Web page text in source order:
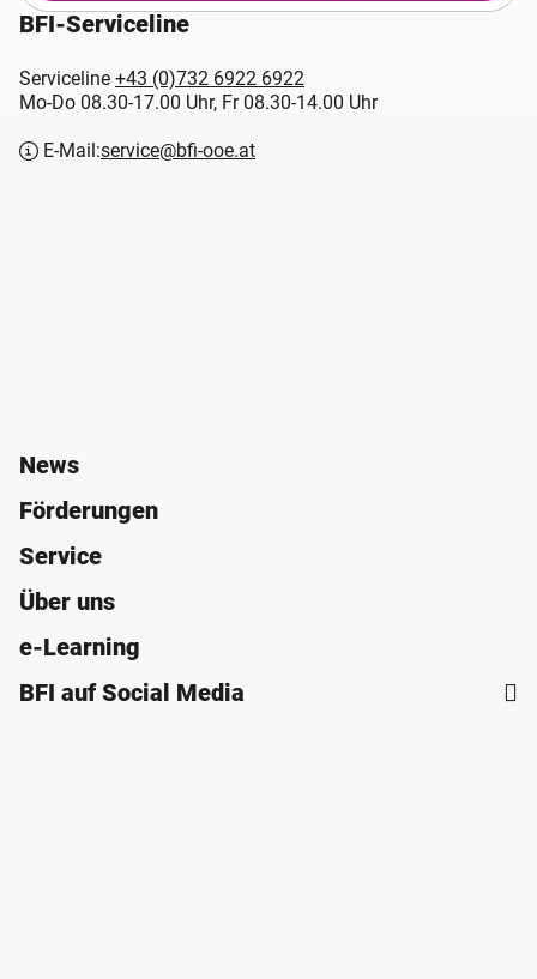
BFI-Serviceline
Serviceline +43 (0)732 6922 6922
Mo-Do 08.30-17.00 Uhr, Fr 08.30-14.00 Uhr
E-Mail:service@bfi-ooe.at
News
Förderungen
Service
Über uns
e-Learning
BFI auf Social Media